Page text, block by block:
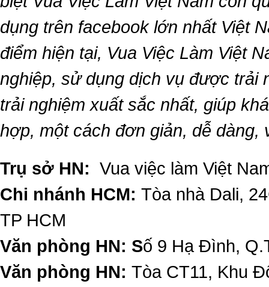
dụng trên facebook lớn nhất Việt
điểm hiện tại, Vua Việc Làm Việt
nghiệp, sử dụng dịch vụ được trải
trải nghiệm xuất sắc nhất, giúp
hợp, một cách đơn giản, dễ dàng,
Trụ sở HN: Vua việc làm Việt
Chi nhánh HCM: Tòa nhà Dali,
TP HCM
Văn phòng HN: Số 9 Hạ Đình,
Văn phòng HN: Tòa CT11, Khu